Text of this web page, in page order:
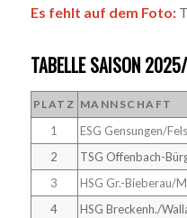
Es fehlt auf dem Foto:
TABELLE SAISON
PLATZ MANNSCHAFT
1 ESG Gensungen/
2
TSG Offenbach-
3
HSG Gr.-Bieberau/
4
HSG Breckenh./